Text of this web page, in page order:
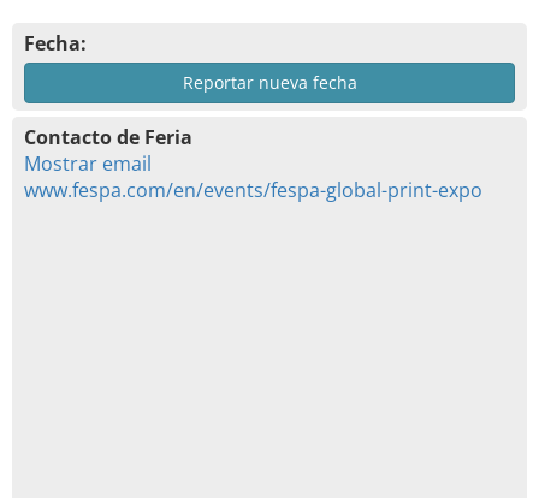
Fecha:
Reportar nueva fecha
Contacto de Feria
Mostrar email
www.fespa.com/en/events/fespa-global-print-expo